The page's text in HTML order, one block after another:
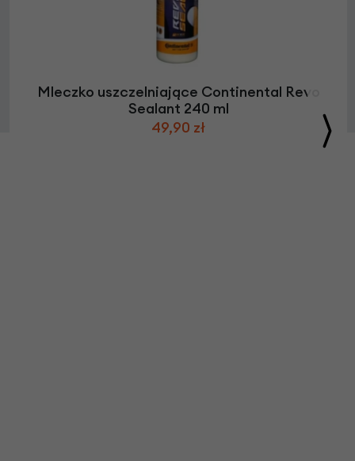
Mleczko uszczelniające Continental Revo
Sealant 240 ml
49,90 zł